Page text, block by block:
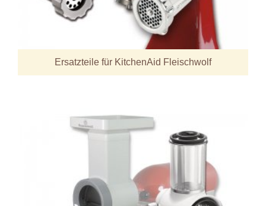
Ersatzteile für KitchenAid Fleischwolf